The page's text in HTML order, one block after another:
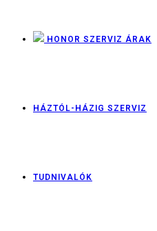
HONOR SZERVIZ ÁRAK
HÁZTÓL-HÁZIG SZERVIZ
TUDNIVALÓK